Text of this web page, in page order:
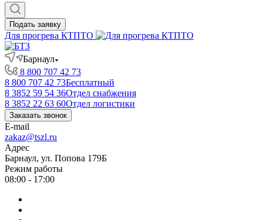
Подать заявку
Для прогрева КТПТО
Барнаул
8 800 707 42 73
8 800 707 42 73Бесплатный
8 3852 59 54 36Отдел снабжения
8 3852 22 63 60Отдел логистики
Заказать звонок
E-mail
zakaz@tszl.ru
Адрес
Барнаул, ул. Попова 179Б
Режим работы
08:00 - 17:00